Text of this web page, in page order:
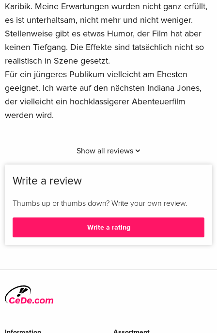
Karibik. Meine Erwartungen wurden nicht ganz erfüllt,
es ist unterhaltsam, nicht mehr und nicht weniger.
Stellenweise gibt es etwas Humor, der Film hat aber
keinen Tiefgang. Die Effekte sind tatsächlich nicht so
realistisch in Szene gesetzt.
Für ein jüngeres Publikum vielleicht am Ehesten
geeignet. Ich warte auf den nächsten Indiana Jones,
der vielleicht ein hochklassigerer Abenteuerfilm
werden wird.
Show all reviews
Write a review
Thumbs up or thumbs down? Write your own review.
Write a rating